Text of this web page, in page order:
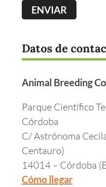
Datos de
Animal Breeding
Parque Científico
Córdoba
C/ Astrónoma
Centauro)
14014 – Córdoba
Cómo llegar